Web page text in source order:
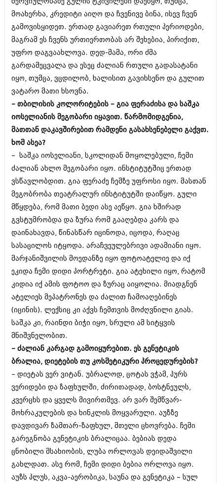
აგვისტო 0212 (1)
ივნისი 0212 (2)
ნოემბერი 0201 (1)
მოახერხა, კრედიტი აიღო და ჩვენივე ბინა, ისევ ჩვენ
გამოვისყიდეთ. ერთად გავიარეთ რთული პერიოდები,
მაგრამ ეს ჩვენს ურთიერთობას არ შეხებია, პირიქით,
უფრო დაგვაახლოვა. დედ-მამა, ორი ძმა
გარდამეცვალა და ესეც ძალიან რთული გადასატანი
იყო, თუმცა, ვცდილობ, ხალისით გავიხსენო და გულით
ვატარო მათი ხსოვნა.
– თბილისის კოლორიტების – გია ფერაძისა და საშკა
იოსელიანის მეგობარი იყავით. წარმომიდგენია,
მათთან დაკავშირებით რამდენი გასახსენებელი გაქვთ.
ხომ ასეა?
– საშკა იოსელიანი, სკოლიდან მოყოლებული, ჩემი
ძალიან ახლო მეგობარი იყო. ინსტიტუტშიც ერთად
ვსწავლობდით. გია ფერაძე ჩემზე უფროსი იყო. მასთან
მეგობრობა თეატრალურ ინსტიტუტში დაიწყო. გული
მწყდება, რომ მათი ბედი ასე აეწყო. გია ხშირად
გვსტუმრობდა და ზურა რომ გააღებდა კარს და
დაინახავდა, წინასწარ იცინოდა, იცოდა, რაღაც
სასაცილოს იტყოდა. არაჩვეულებრივი ადამიანი იყო.
მარჯანიშვილის მოედანზე იყო ფოტოატელიე და იქ
ეკიდა ჩემი დიდი პორტრეტი. გია ატეხილი იყო, რატომ
კიდია იქ ამის ფოტოო და ზურაც აიყოლია. მიადგნენ
ატელიეს მეპატრონეს და ძალით ჩამოაღებინეს
(იცინის). ლექსიც კი აქვს ჩემთვის მოძღვნილი გიას.
საშკა კი, რაინდი ბიჭი იყო, სრული ამ სიტყვის
მნიშვნელობით.
– ძალიან კარგად გამოიყურებით. ეს გენეტიკის
ბრალია, დიეტების თუ კოსმეტიკური პროცედურების?
– დიეტას ვერ ვიტან. უბრალოდ, ცოტას ვჭამ, პურს
ვერიდები და ზაფხულში, ძირითადად, ბოსტნეულს,
კვერცხს და ყველს მივირთმევ. არ ვარ შემწვარ-
მოხრაკულების და ხინკლის მოყვარული. აუზზე
დავდივარ ზამთარ-ზაფხულ, მთელი ცხოვრება. ჩემი
გარეგნობა გენეტიკის ბრალიცაა. ბებიას დედა
ცნობილი მსახიობის, ლუბა ორლოვას დეიდაშვილი
გახლდათ. ასე რომ, ჩემი დიდი ბებია ორლოვა იყო.
აუზს პლუს, აკვა-აერობიკა, საუნა და გენეტიკა – სულ